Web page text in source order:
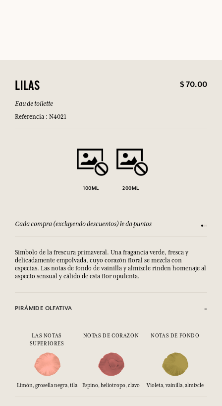
LILAS $ 70.00
Eau de toilette
Referencia : N4021
100ML 200ML
Cada compra (excluyendo descuentos) le da puntos
Símbolo de la frescura primaveral. Una fragancia verde, fresca y
delicadamente empolvada, cuyo corazón floral se mezcla con
especias. Las notas de fondo de vainilla y almizcle rinden homenaje al
aspecto sensual y cálido de esta flor opulenta.
PIRÁMIDE OLFATIVA
LAS NOTAS
SUPERIORES
NOTAS DE CORAZON NOTAS DE FONDO
Limón, grosella negra, tila Espino, heliotropo, clavo Violeta, vainilla, almizcle